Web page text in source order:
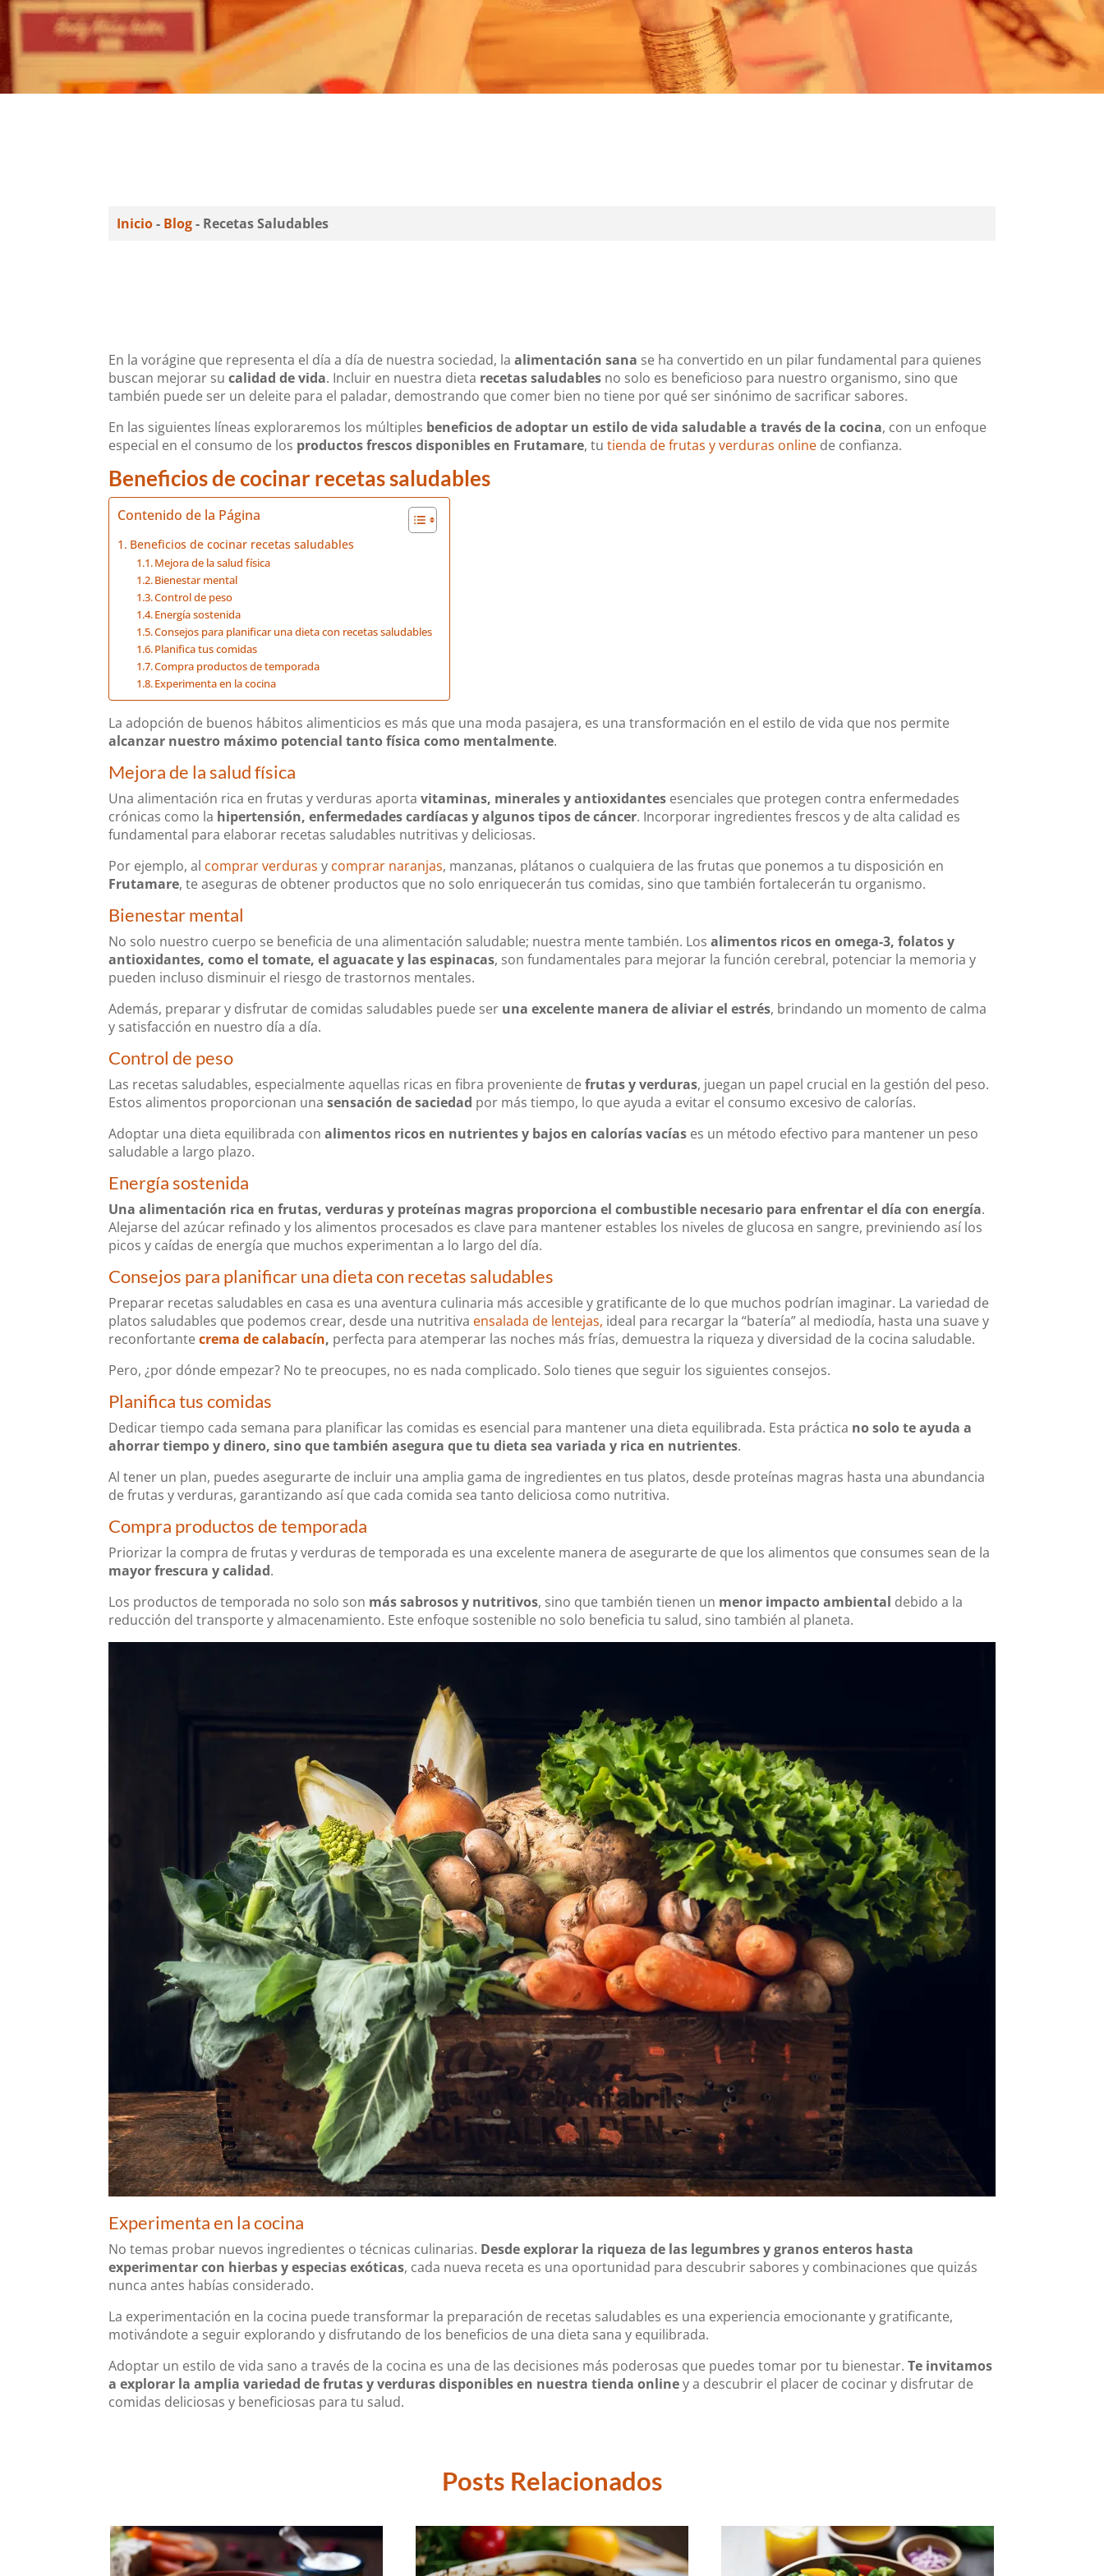
Inicio- Blog- Recetas Saludables
En la vorágine que representa el día a día de nuestra sociedad, la alimentación sana se ha convertido en un pilar fundamental para quienes
buscan mejorar su calidad de vida. Incluir en nuestra dieta recetas saludables no solo es beneficioso para nuestro organismo, sino que
también puede ser un deleite para el paladar, demostrando que comer bien no tiene por qué ser sinónimo de sacrificar sabores.
En las siguientes líneas exploraremos los múltiples beneficios de adoptar un estilo de vida saludable a través de la cocina, con un enfoque
especial en el consumo de los productos frescos disponibles en Frutamare, tu tienda de frutas y verduras online de confianza.
Beneficios de cocinar recetas saludables
Contenido de la Página
Beneficios de cocinar recetas saludables
Mejora de la salud física
Bienestar mental
Control de peso
Energía sostenida
Consejos para planificar una dieta con recetas saludables
Planifica tus comidas
Compra productos de temporada
Experimenta en la cocina
La adopción de buenos hábitos alimenticios es más que una moda pasajera, es una transformación en el estilo de vida que nos permite
alcanzar nuestro máximo potencial tanto física como mentalmente.
Mejora de la salud física
Una alimentación rica en frutas y verduras aporta vitaminas, minerales y antioxidantes esenciales que protegen contra enfermedades
crónicas como la hipertensión, enfermedades cardíacas y algunos tipos de cáncer. Incorporar ingredientes frescos y de alta calidad es
fundamental para elaborar recetas saludables nutritivas y deliciosas.
Por ejemplo, al comprar verduras y comprar naranjas, manzanas, plátanos o cualquiera de las frutas que ponemos a tu disposición en
Frutamare, te aseguras de obtener productos que no solo enriquecerán tus comidas, sino que también fortalecerán tu organismo.
Bienestar mental
No solo nuestro cuerpo se beneficia de una alimentación saludable; nuestra mente también. Los alimentos ricos en omega-3, folatos y
antioxidantes, como el tomate, el aguacate y las espinacas, son fundamentales para mejorar la función cerebral, potenciar la memoria y
pueden incluso disminuir el riesgo de trastornos mentales.
Además, preparar y disfrutar de comidas saludables puede ser una excelente manera de aliviar el estrés, brindando un momento de calma
y satisfacción en nuestro día a día.
Control de peso
Las recetas saludables, especialmente aquellas ricas en fibra proveniente defrutas y verduras, juegan un papel crucial en la gestión del peso.
Estos alimentos proporcionan una sensación de saciedad por más tiempo, lo que ayuda a evitar el consumo excesivo de calorías.
Adoptar una dieta equilibrada con alimentos ricos en nutrientes y bajos en calorías vacías es un método efectivo para mantener un peso
saludable a largo plazo.
Energía sostenida
Una alimentación rica en frutas, verduras y proteínas magras proporciona el combustible necesario para enfrentar el día con energía.
Alejarse del azúcar refinado y los alimentos procesados es clave para mantener estables los niveles de glucosa en sangre, previniendo así los
picos y caídas de energía que muchos experimentan a lo largo del día.
Consejos para planificar una dieta con recetas saludables
Preparar recetas saludables en casa es una aventura culinaria más accesible y gratificante de lo que muchos podrían imaginar. La variedad de
platos saludables que podemos crear, desde una nutritiva ensalada de lentejas, ideal para recargar la “batería” al mediodía, hasta una suave y
reconfortantecrema de calabacín, perfecta para atemperar las noches más frías, demuestra la riqueza y diversidad de la cocina saludable.
Pero, ¿por dónde empezar? No te preocupes, no es nada complicado. Solo tienes que seguir los siguientes consejos.
Planifica tus comidas
Dedicar tiempo cada semana para planificar las comidas es esencial para mantener una dieta equilibrada. Esta práctica no solo te ayuda a
ahorrar tiempo y dinero, sino que también asegura que tu dieta sea variada y rica en nutrientes.
Al tener un plan, puedes asegurarte de incluir una amplia gama de ingredientes en tus platos, desde proteínas magras hasta una abundancia
de frutas y verduras, garantizando así que cada comida sea tanto deliciosa como nutritiva.
Compra productos de temporada
Priorizar la compra de frutas y verduras de temporada es una excelente manera de asegurarte de que los alimentos que consumes sean de la
mayor frescura y calidad.
Los productos de temporada no solo son más sabrosos y nutritivos, sino que también tienen un menor impacto ambiental debido a la
reducción del transporte y almacenamiento. Este enfoque sostenible no solo beneficia tu salud, sino también al planeta.
Experimenta en la cocina
No temas probar nuevos ingredientes o técnicas culinarias. Desde explorar la riqueza de las legumbres y granos enteros hasta
experimentar con hierbas y especias exóticas, cada nueva receta es una oportunidad para descubrir sabores y combinaciones que quizás
nunca antes habías considerado.
La experimentación en la cocina puede transformar la preparación de recetas saludables es una experiencia emocionante y gratificante,
motivándote a seguir explorando y disfrutando de los beneficios de una dieta sana y equilibrada.
Adoptar un estilo de vida sano a través de la cocina es una de las decisiones más poderosas que puedes tomar por tu bienestar. Te invitamos
a explorar la amplia variedad de frutas y verduras disponibles en nuestra tienda onliney a descubrir el placer de cocinar y disfrutar de
comidas deliciosas y beneficiosas para tu salud.
Posts Relacionados